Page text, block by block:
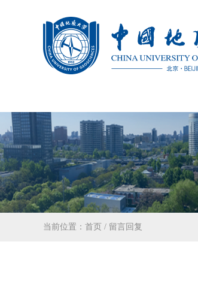
当前位置： 首页 / 留言回复